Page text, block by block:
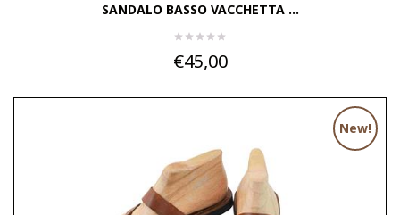
SANDALO BASSO VACCHETTA ...
€45,00
New!